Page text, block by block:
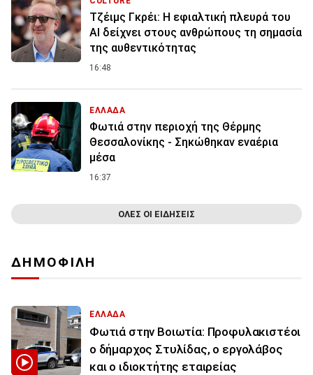
Τζέιμς Γκρέι: H εφιαλτική πλευρά του
ΑI δείχνει στους ανθρώπους τη σημασία
της αυθεντικότητας
16:48
ΕΛΛΑΔΑ
Φωτιά στην περιοχή της Θέρμης
Θεσσαλονίκης - Σηκώθηκαν εναέρια
μέσα
16:37
ΟΛΕΣ ΟΙ ΕΙΔΗΣΕΙΣ
ΔΗΜΟΦΙΛΗ
ΕΛΛΑΔΑ
Φωτιά στην Βοιωτία: Προφυλακιστέοι
ο δήμαρχος Στυλίδας, ο εργολάβος
και ο ιδιοκτήτης εταιρείας